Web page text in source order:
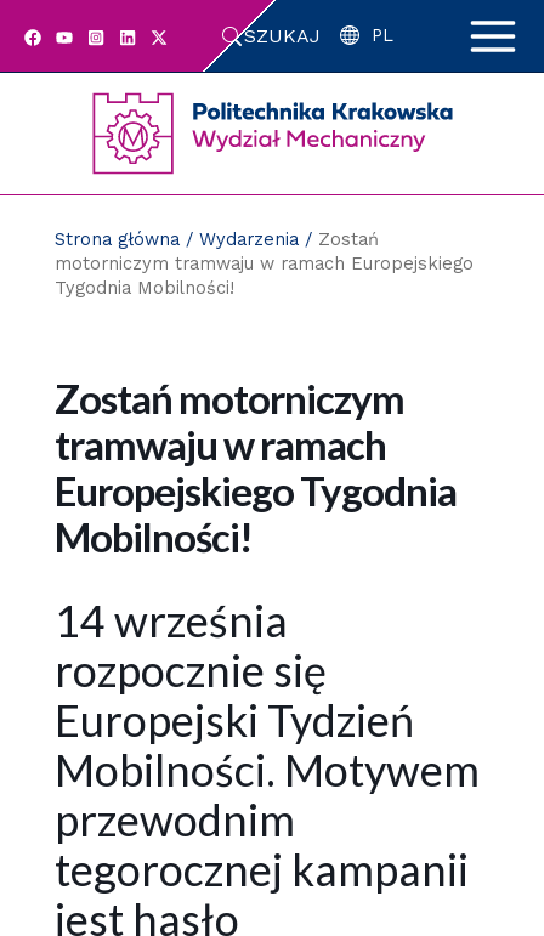
SZUKAJ PL
Strona główna/ Wydarzenia/ Zostań
motorniczym tramwaju w ramach Europejskiego
Tygodnia Mobilności!
Zostań motorniczym
tramwaju w ramach
Europejskiego Tygodnia
Mobilności!
14 września
rozpocznie się
Europejski Tydzień
Mobilności. Motywem
przewodnim
tegorocznej kampanii
jest hasło